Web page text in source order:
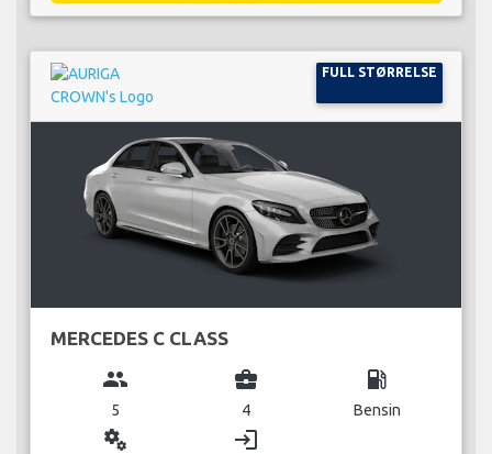
FULL STØRRELSE
MERCEDES C CLASS
group
5
business_center
4
local_gas_station
Bensin
miscellaneous_services login